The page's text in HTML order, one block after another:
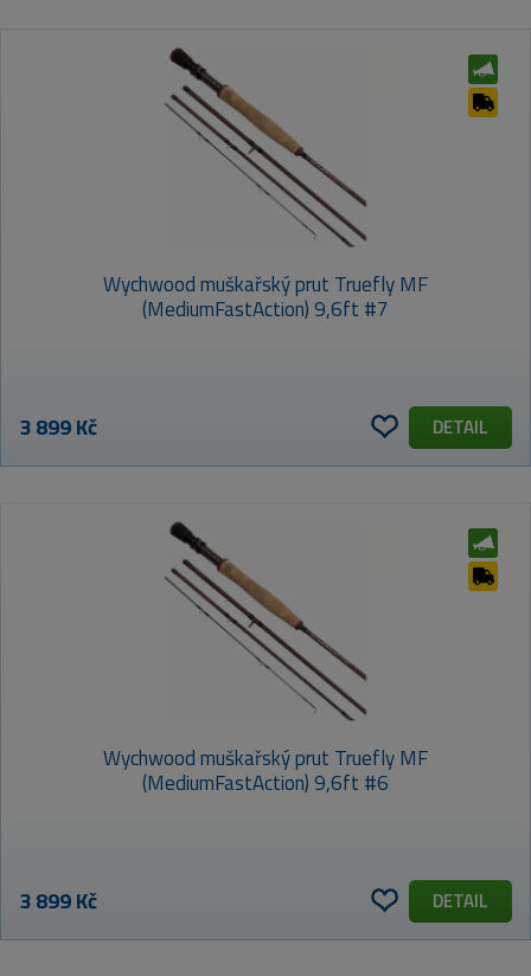
Wychwood muškařský prut Truefly MF
(MediumFastAction) 9,6ft #7
3 899 Kč DETAIL
Wychwood muškařský prut Truefly MF
(MediumFastAction) 9,6ft #6
3 899 Kč DETAIL